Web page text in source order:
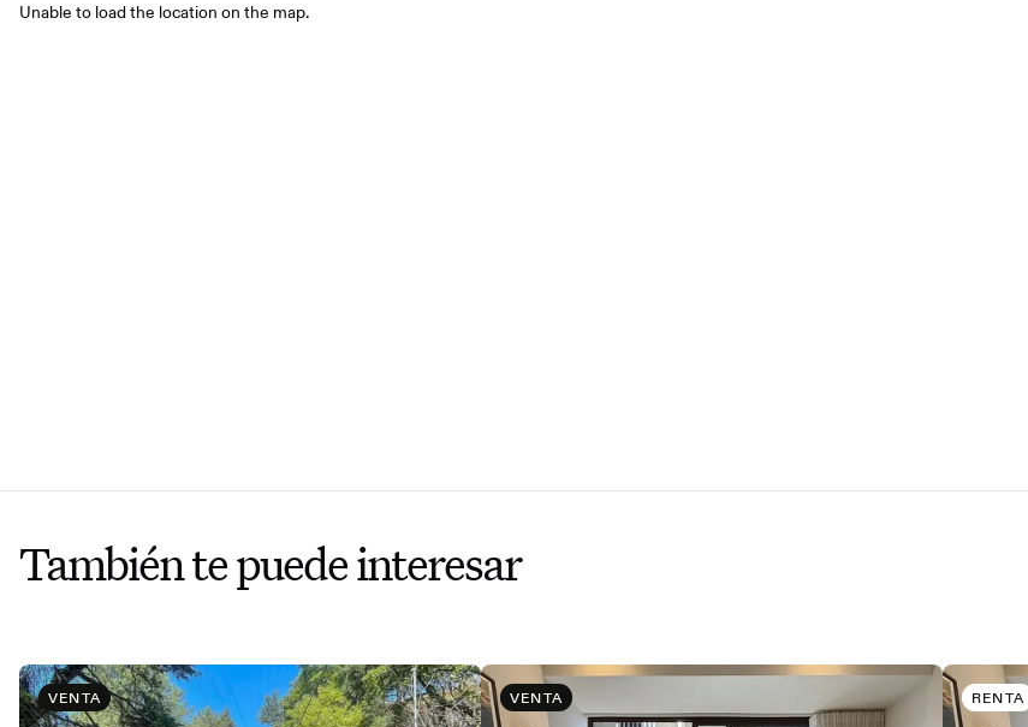
Unable to load the location on the map.
También te puede interesar
VENTA VENTA RENTA